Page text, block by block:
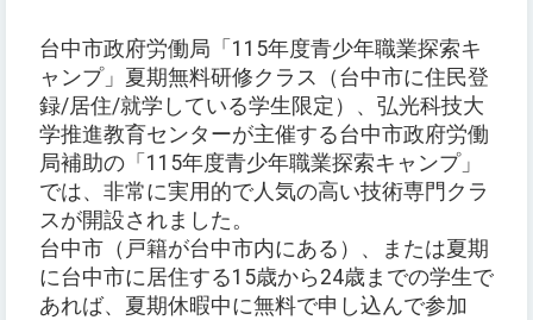
台中市政府労働局「115年度青少年職業探索キ
ャンプ」夏期無料研修クラス（台中市に住民登
録/居住/就学している学生限定）、弘光科技大
学推進教育センターが主催する台中市政府労働
局補助の「115年度青少年職業探索キャンプ」
では、非常に実用的で人気の高い技術専門クラ
スが開設されました。
台中市（戸籍が台中市内にある）、または夏期
に台中市に居住する15歳から24歳までの学生で
あれば、夏期休暇中に無料で申し込んで参加